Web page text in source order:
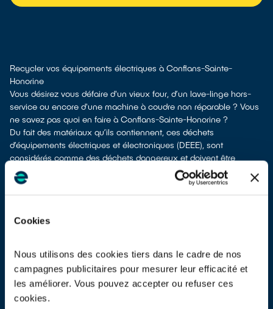
Cookies
Nous utilisons des cookies tiers dans le cadre de nos
campagnes publicitaires pour mesurer leur efficacité et
les améliorer. Vous pouvez accepter ou refuser ces
cookies.
Recycler vos équipements électriques à Conflans-Sainte-
Honorine
Vous désirez vous défaire d'un vieux four, d’un lave-linge hors-
service ou encore d'une machine à coudre non réparable ? Vous
ne savez pas quoi en faire à Conflans-Sainte-Honorine ?
Du fait des matériaux qu’ils contiennent, ces déchets
d’équipements électriques et électroniques (DEEE), sont
considérés comme des déchets dangereux et doivent être
dépollués avant d’être recyclés. Ils ne doivent pas être jetés à la
poubelle avec d’autres types de déchets tels que les emballages
À Conflans-Sainte-Honorine, différentes solutions existent pour
don à une association caricativesi votre équipement est
fonctionnel ou réparable
apport en déchetterie
reprise à la livraison